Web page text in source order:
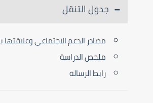
جدول التنقل
مصادر الدعم الاجتماعي
ملخص الدراسة
رابط الرسالة